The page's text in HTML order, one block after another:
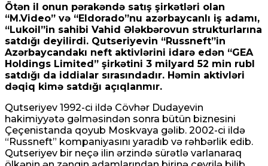
Ötən il onun pərakəndə satış şirkətləri olan
“M.Video” və “Eldorado”nu azərbaycanlı iş adamı,
“Lukoil”in sahibi Vahid Ələkbərovun strukturlarına
satdığı deyilirdi. Qutseriyevin “Russneft”in
Azərbaycandakı neft aktivlərini idarə edən “GEA
Holdings Limited” şirkətini 3 milyard 52 min rubl
satdığı da iddialar sırasındadır. Həmin aktivləri
dəqiq kimə satdığı açıqlanmır.
Qutseriyev 1992-ci ildə Cövhər Dudayevin
hakimiyyətə gəlməsindən sonra bütün biznesini
Çeçenistanda qoyub Moskvaya gəlib. 2002-ci ildə
“Russneft” kompaniyasını yaradıb və rəhbərlik edib.
Qutseriyev bir neçə ilin ərzində sürətlə varlanaraq